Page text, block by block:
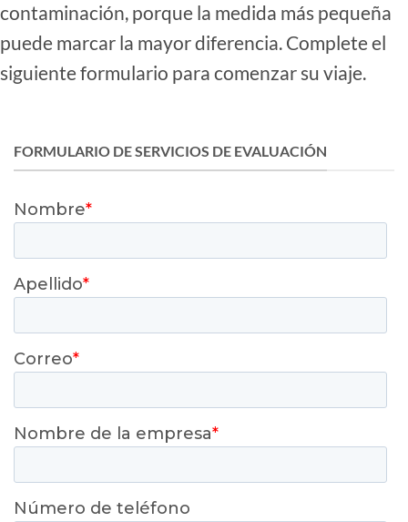
contaminación, porque la medida más pequeña
puede marcar la mayor diferencia. Complete el
siguiente formulario para comenzar su viaje.
FORMULARIO DE SERVICIOS DE EVALUACIÓN